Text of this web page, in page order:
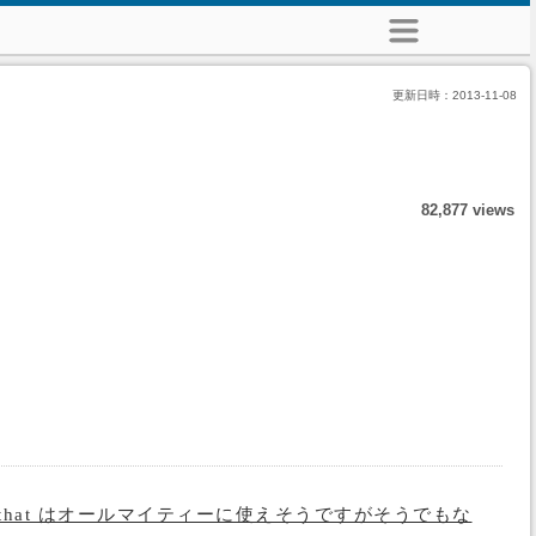
更新日時： 2013-11-08
82,877 views
はオールマイティーに使えそうですがそうでもな